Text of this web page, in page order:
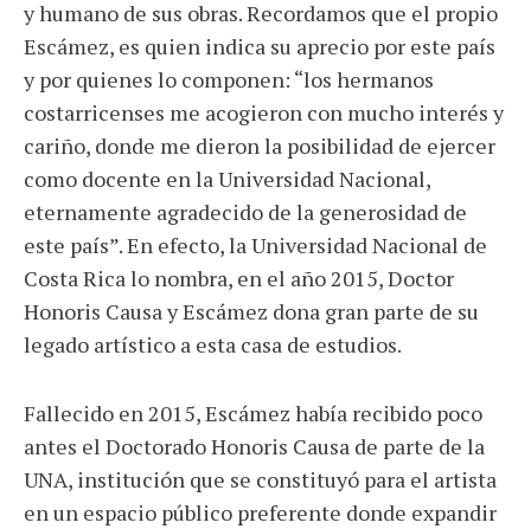
y humano de sus obras. Recordamos que el propio
Escámez, es quien indica su aprecio por este país
y por quienes lo componen: “los hermanos
costarricenses me acogieron con mucho interés y
cariño, donde me dieron la posibilidad de ejercer
como docente en la Universidad Nacional,
eternamente agradecido de la generosidad de
este país”. En efecto, la Universidad Nacional de
Costa Rica lo nombra, en el año 2015, Doctor
Honoris Causa y Escámez dona gran parte de su
legado artístico a esta casa de estudios.
Fallecido en 2015, Escámez había recibido poco
antes el Doctorado Honoris Causa de parte de la
UNA, institución que se constituyó para el artista
en un espacio público preferente donde expandir